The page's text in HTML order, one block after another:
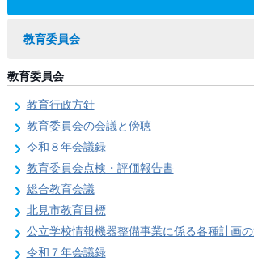
教育委員会
教育委員会
教育行政方針
教育委員会の会議と傍聴
令和８年会議録
教育委員会点検・評価報告書
総合教育会議
北見市教育目標
公立学校情報機器整備事業に係る各種計画
令和７年会議録